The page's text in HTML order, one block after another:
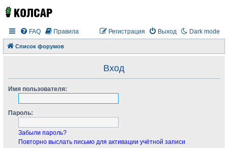
Dark mode
FAQ Правила Выход
Регистрация
Список форумов
Вход
Имя пользователя:
Пароль:
Забыли пароль?
Повторно выслать письмо для активации учётной записи